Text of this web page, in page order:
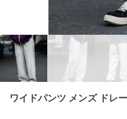
ワイドパンツ メンズ ドレ